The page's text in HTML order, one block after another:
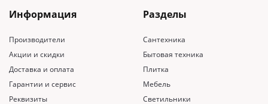
Информация
Производители
Акции и скидки
Доставка и оплата
Гарантии и сервис
Реквизиты
Разделы
Сантехника
Бытовая техника
Плитка
Мебель
Светильники